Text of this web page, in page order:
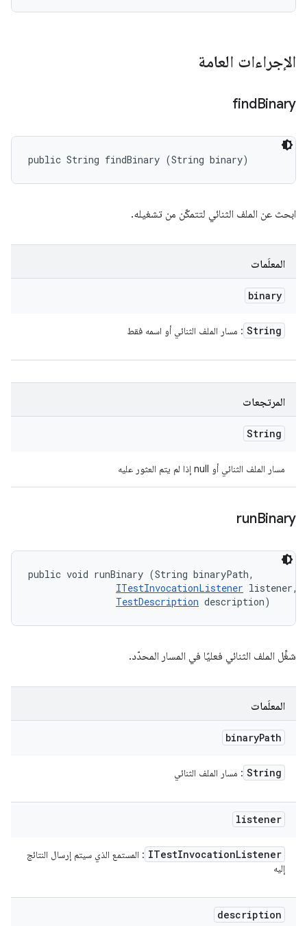
الإجراءات العامة
findBinary
public String findBinary (String binary)
ابحث عن الملف الثنائي لتتمكّن من تشغيله.
المعلَمات
binary
String : مسار الملف الثنائي أو اسمه فقط
المرتجعات
String
مسار الملف الثنائي أو null إذا لم يتم العثور عليه
runBinary
public void runBinary (String binaryPath,
ITestInvocationListener listener,
TestDescription description)
شغِّل الملف الثنائي فعليًا في المسار المحدّد.
المعلَمات
binaryPath
String : مسار الملف الثنائي
listener
ITestInvocationListener
: المستمع الذي سيتم إرسال النتائج
إليه
description